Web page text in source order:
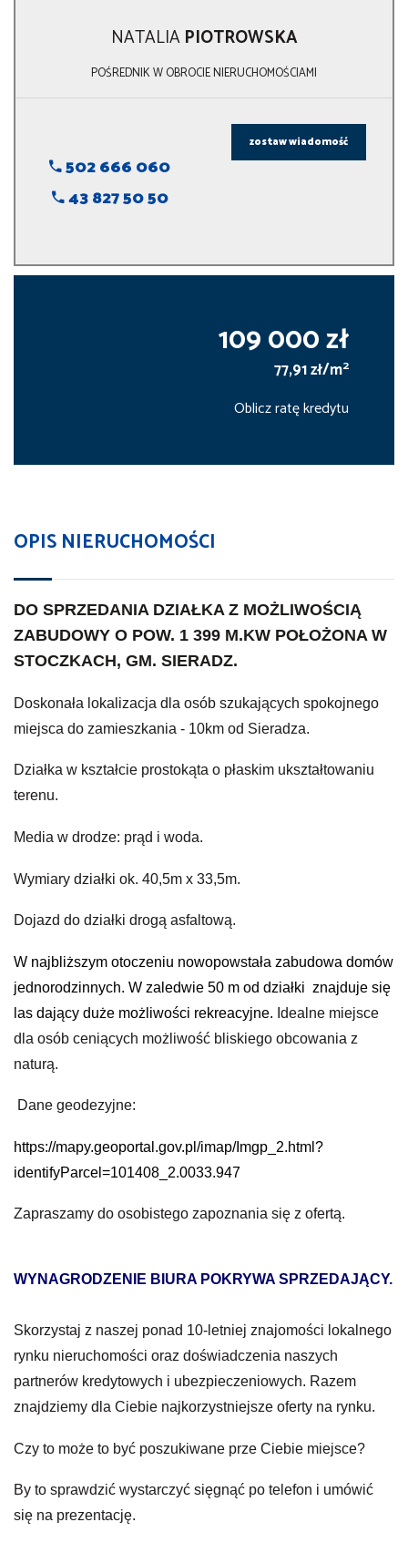
NATALIAPIOTROWSKA
POŚREDNIK W OBROCIE NIERUCHOMOŚCIAMI
502 666 060
43 827 50 50
zostaw wiadomość
109 000 zł
77,91 zł/m2
Oblicz ratę kredytu
OPIS NIERUCHOMOŚCI
DO SPRZEDANIA DZIAŁKA Z MOŻLIWOŚCIĄ
ZABUDOWY O POW. 1 399 M.KW POŁOŻONA W
STOCZKACH, GM. SIERADZ.
Doskonała lokalizacja dla osób szukających spokojnego
miejsca do zamieszkania - 10km od Sieradza.
Działka w kształcie prostokąta o płaskim ukształtowaniu
terenu.
Media w drodze: prąd i woda.
Wymiary działki ok. 40,5m x 33,5m.
Dojazd do działki drogą asfaltową.
W najbliższym otoczeniu nowopowstała zabudowa domów
jednorodzinnych. W zaledwie 50 m od działki znajduje się
las dający duże możliwości rekreacyjne. Idealne miejsce
dla osób ceniących możliwość bliskiego obcowania z
naturą.
Dane geodezyjne:
https://mapy.geoportal.gov.pl/imap/Imgp_2.html?
identifyParcel=101408_2.0033.947
Zapraszamy do osobistego zapoznania się z ofertą.
WYNAGRODZENIE BIURA POKRYWA SPRZEDAJĄCY.
Skorzystaj z naszej ponad 10-letniej znajomości lokalnego
rynku nieruchomości oraz doświadczenia naszych
partnerów kredytowych i ubezpieczeniowych. Razem
znajdziemy dla Ciebie najkorzystniejsze oferty na rynku.
Czy to może to być poszukiwane prze Ciebie miejsce?
By to sprawdzić wystarczyć sięgnąć po telefon i umówić
się na prezentację.